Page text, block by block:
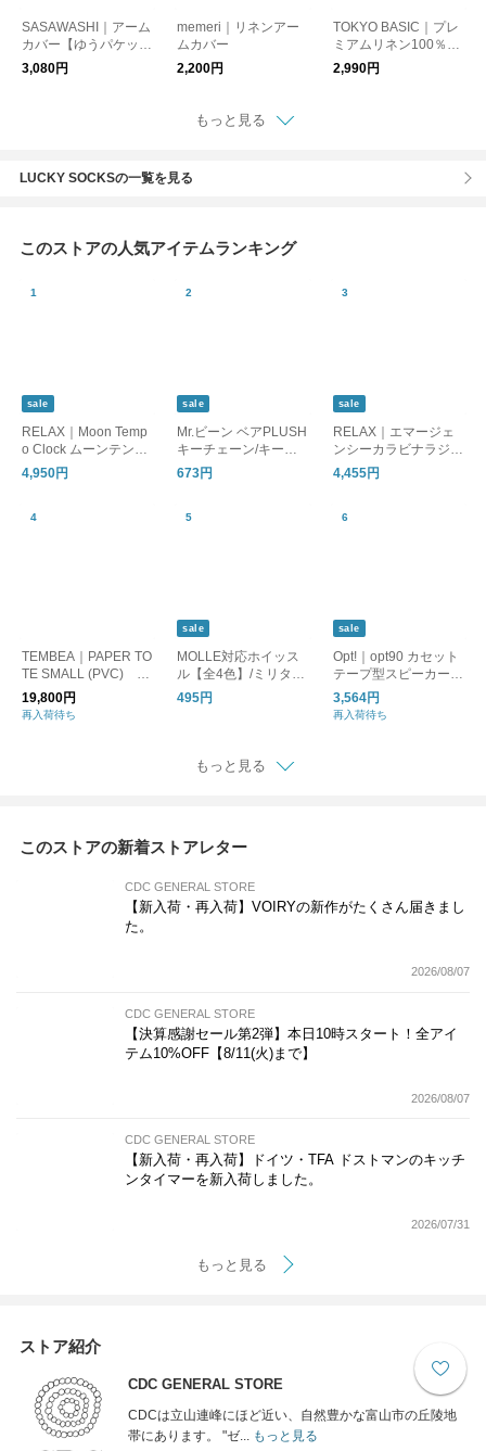
SASAWASHI｜アーム
カバー【ゆうパケット
対応】
3,080円
memeri｜リネンアー
ムカバー
2,200円
TOKYO BASIC｜プレ
ミアムリネン100％ゆ
ったりアームカバー
2,990円
もっと見る
LUCKY SOCKSの一覧を見る
このストアの人気アイテムランキング
sale
RELAX｜Moon Temp
o Clock ムーンテンポ
クロック/置時計 目覚
まし時計
4,950円
sale
Mr.ビーン ベアPLUSH
キーチェーン/キーホ
ルダー
673円
sale
RELAX｜エマージェ
ンシーカラビナラジ
オ/ラジオ 懐中電灯 モ
バイルバッテリー 防
4,455円
TEMBEA｜PAPER TO
TE SMALL (PVC) D
OG-1/トートバッグ 犬
19,800円
再入荷待ち
sale
MOLLE対応ホイッス
ル【全4色】/ミリタリ
ー 笛 防災
495円
sale
Opt!｜opt90 カセット
テープ型スピーカー/B
luetooth
3,564円
再入荷待ち
もっと見る
このストアの新着ストアレター
CDC GENERAL STORE
【新入荷・再入荷】VOIRYの新作がたくさん届きまし
た。
2026/08/07
CDC GENERAL STORE
【決算感謝セール第2弾】本日10時スタート！全アイ
テム10%OFF【8/11(火)まで】
2026/08/07
CDC GENERAL STORE
【新入荷・再入荷】ドイツ・TFA ドストマンのキッチ
ンタイマーを新入荷しました。
2026/07/31
もっと見る
ストア紹介
CDC GENERAL STORE
CDCは立山連峰にほど近い、自然豊かな富山市の丘陵地
帯にあります。 "ゼ...もっと見る